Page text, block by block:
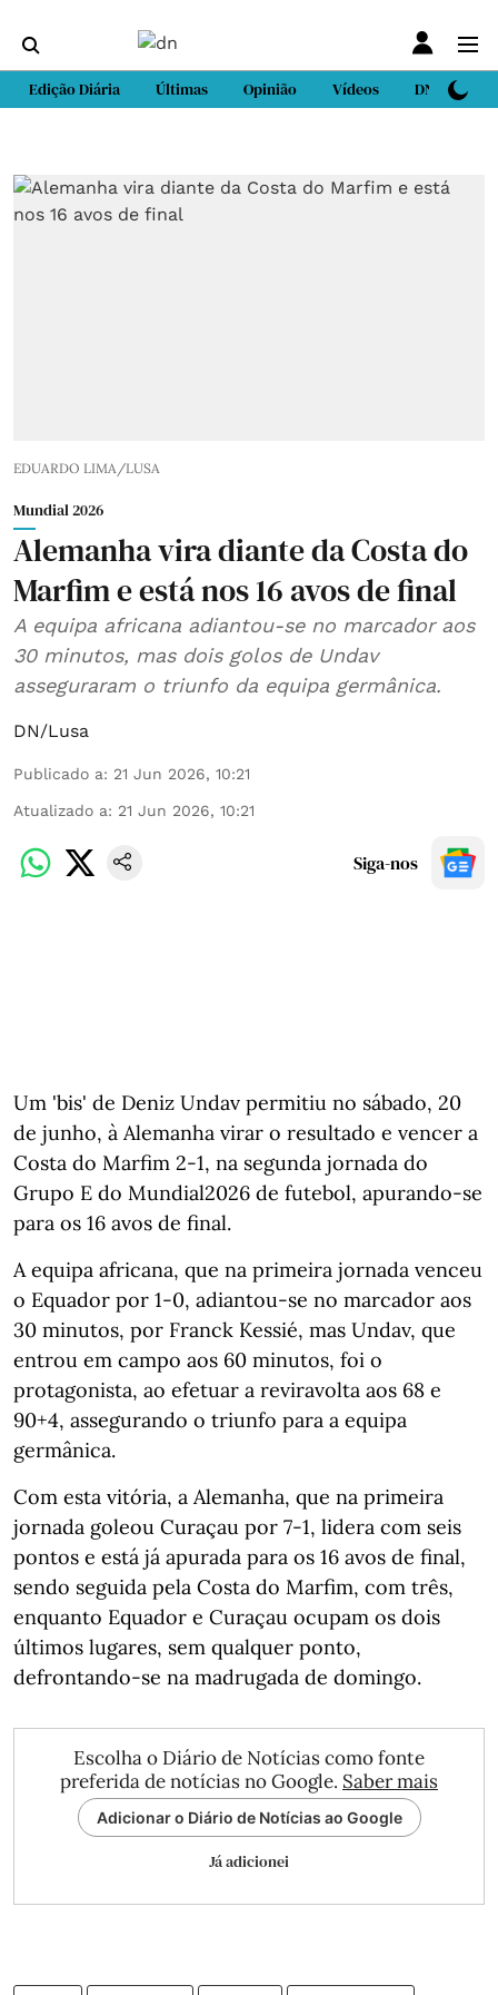
Edição Diária Últimas Opinião Vídeos DN Sport
EDUARDO LIMA/LUSA
Mundial 2026
Alemanha vira diante da Costa do
Marfim e está nos 16 avos de final
A equipa africana adiantou-se no marcador aos
30 minutos, mas dois golos de Undav
asseguraram o triunfo da equipa germânica.
DN/Lusa
Publicado a: 21 Jun 2026, 10:21
Atualizado a: 21 Jun 2026, 10:21
Siga-nos
Um 'bis' de Deniz Undav permitiu no sábado, 20
de junho, à Alemanha virar o resultado e vencer a
Costa do Marfim 2-1, na segunda jornada do
Grupo E do Mundial2026 de futebol, apurando-se
para os 16 avos de final.
A equipa africana, que na primeira jornada venceu
o Equador por 1-0, adiantou-se no marcador aos
30 minutos, por Franck Kessié, mas Undav, que
entrou em campo aos 60 minutos, foi o
protagonista, ao efetuar a reviravolta aos 68 e
90+4, assegurando o triunfo para a equipa
germânica.
Com esta vitória, a Alemanha, que na primeira
jornada goleou Curaçau por 7-1, lidera com seis
pontos e está já apurada para os 16 avos de final,
sendo seguida pela Costa do Marfim, com três,
enquanto Equador e Curaçau ocupam os dois
últimos lugares, sem qualquer ponto,
defrontando-se na madrugada de domingo.
Escolha o Diário de Notícias como fonte
preferida de notícias no Google. Saber mais
Adicionar o Diário de Notícias ao Google
Já adicionei